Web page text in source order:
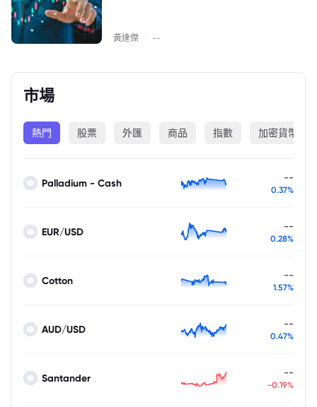
黃達傑 --
市場
熱門 股票 外匯 商品 指數 加密貨幣
Palladium - Cash --
0.37%
EUR/USD --
0.28%
Cotton --
1.57%
AUD/USD --
0.47%
Santander --
-0.19%